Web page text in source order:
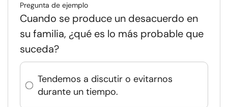
Pregunta de ejemplo
Cuando se produce un desacuerdo en
su familia, ¿qué es lo más probable que
suceda?
Tendemos a discutir o evitarnos
durante un tiempo.